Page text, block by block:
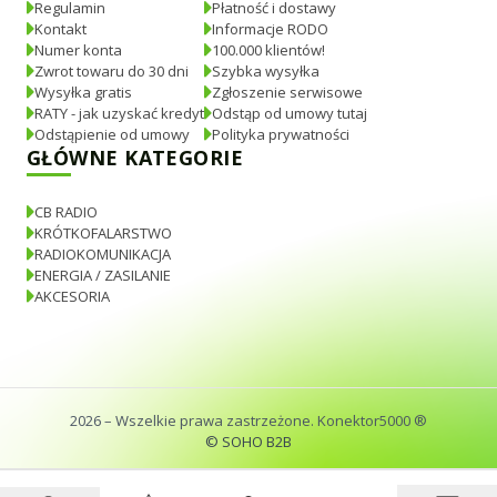
Regulamin
Kontakt
Numer konta
Zwrot towaru do 30 dni
Wysyłka gratis
RATY - jak uzyskać kredyt
Odstąpienie od umowy
Płatność i dostawy
Informacje RODO
100.000 klientów!
Szybka wysyłka
Zgłoszenie serwisowe
Odstąp od umowy tutaj
Polityka prywatności
GŁÓWNE KATEGORIE
CB RADIO
KRÓTKOFALARSTWO
RADIOKOMUNIKACJA
ENERGIA / ZASILANIE
AKCESORIA
2026– Wszelkie prawa zastrzeżone. Konektor5000 ®
© SOHO B2B